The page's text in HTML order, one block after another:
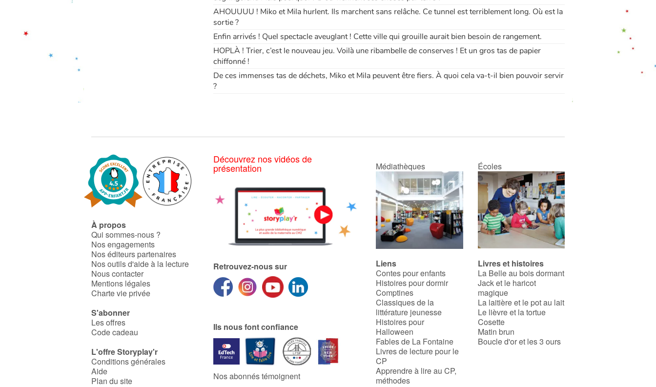
AHOUUUU ! Miko et Mila hurlent. Ils marchent sans relâche. Ce tunnel est terriblement long. Où est la
sortie ?
Enfin arrivés ! Quel spectacle aveuglant ! Cette ville qui grouille aurait bien besoin de rangement.
HOPLÀ ! Trier, c’est le nouveau jeu. Voilà une ribambelle de conserves ! Et un gros tas de papier
chiffonné !
De ces immenses tas de déchets, Miko et Mila peuvent être fiers. À quoi cela va-t-il bien pouvoir servir
?
À propos
Qui sommes-nous ?
Nos engagements
Nos éditeurs partenaires
Nos outils d'aide à la lecture
Nous contacter
Mentions légales
Charte vie privée
S'abonner
Les offres
Code cadeau
L'offre Storyplay'r
Conditions générales
Aide
Plan du site
Découvrez nos vidéos de
présentation
Retrouvez-nous sur
Ils nous font confiance
Nos abonnés témoignent
Médiathèques Écoles
Liens
Contes pour enfants
Histoires pour dormir
Comptines
Classiques de la
littérature jeunesse
Histoires pour
Halloween
Fables de La Fontaine
Livres de lecture pour le
CP
Apprendre à lire au CP,
méthodes
Livres et histoires
La Belle au bois dormant
Jack et le haricot
magique
La laitière et le pot au lait
Le lièvre et la tortue
Cosette
Matin brun
Boucle d'or et les 3 ours